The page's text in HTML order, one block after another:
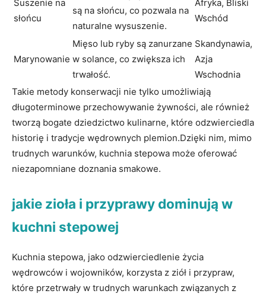
Suszenie na
słońcu
są na słońcu, co pozwala na
⁤naturalne wysuszenie.
Afryka,‌ Bliski
Wschód
Marynowanie
Mięso lub⁤ ryby są zanurzane
w solance, co zwiększa ich
trwałość.
Skandynawia,
Azja
Wschodnia
Takie metody konserwacji‌ nie tylko umożliwiają
długoterminowe ⁣przechowywanie ‍żywności, ale również
tworzą bogate dziedzictwo kulinarne, które odzwierciedla
historię i tradycje wędrownych plemion.Dzięki nim, mimo
trudnych ‌warunków, kuchnia stepowa może oferować
niezapomniane doznania smakowe.
jakie ​zioła i przyprawy dominują w
kuchni stepowej
Kuchnia ‍stepowa, jako odzwierciedlenie życia
wędrowców i wojowników, korzysta z ziół i przypraw,
które przetrwały w trudnych warunkach związanych ​z